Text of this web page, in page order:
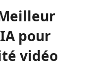
pour
vidéo